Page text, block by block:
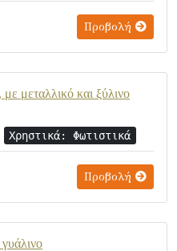
Προβολή
μεταλλικό και ξύλινο
Χρηστικά: Φωτιστικά
Προβολή